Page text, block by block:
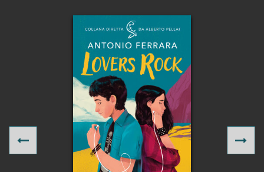
Previous